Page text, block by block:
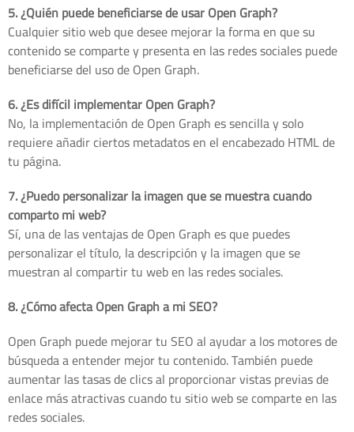
5. ¿Quién puede beneficiarse de usar Open Graph?
Cualquier sitio web que desee mejorar la forma en que su
contenido se comparte y presenta en las redes sociales puede
beneficiarse del uso de Open Graph.
6. ¿Es difícil implementar Open Graph?
No, la implementación de Open Graph es sencilla y solo
requiere añadir ciertos metadatos en el encabezado HTML de
tu página.
7. ¿Puedo personalizar la imagen que se muestra cuando
comparto mi web?
Sí, una de las ventajas de Open Graph es que puedes
personalizar el título, la descripción y la imagen que se
muestran al compartir tu web en las redes sociales.
8. ¿Cómo afecta Open Graph a mi SEO?
Open Graph puede mejorar tu SEO al ayudar a los motores de
búsqueda a entender mejor tu contenido. También puede
aumentar las tasas de clics al proporcionar vistas previas de
enlace más atractivas cuando tu sitio web se comparte en las
redes sociales.